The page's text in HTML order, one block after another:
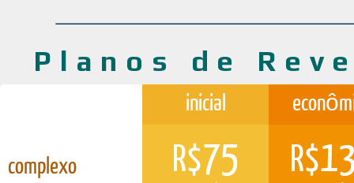
Planos de
complexo
inicial
R$75 R$